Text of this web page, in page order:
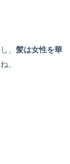
し、 髪は女性を華
。